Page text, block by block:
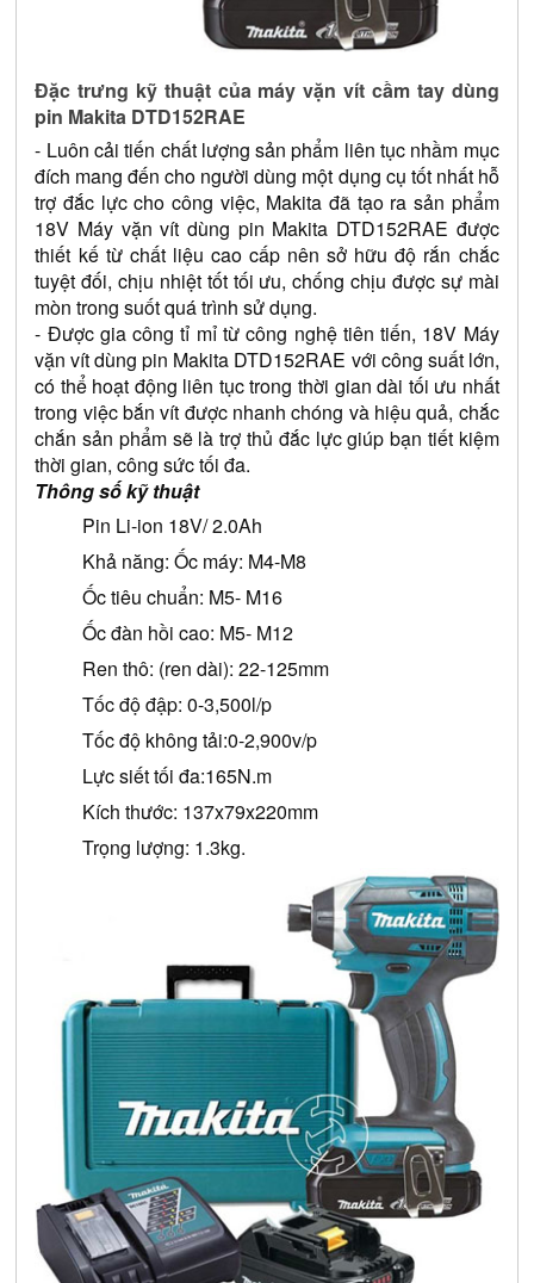
Đặc trưng kỹ thuật của máy vặn vít cầm tay dùng
pin Makita DTD152RAE
- Luôn cải tiến chất lượng sản phẩm liên tục nhầm mục
đích mang đến cho người dùng một dụng cụ tốt nhất hỗ
trợ đắc lực cho công việc, Makita đã tạo ra sản phẩm
18V Máy vặn vít dùng pin Makita DTD152RAE được
thiết kế từ chất liệu cao cấp nên sở hữu độ rắn chắc
tuyệt đối, chịu nhiệt tốt tối ưu, chống chịu được sự mài
mòn trong suốt quá trình sử dụng.
- Được gia công tỉ mỉ từ công nghệ tiên tiến, 18V Máy
vặn vít dùng pin Makita DTD152RAE với công suất lớn,
có thể hoạt động liên tục trong thời gian dài tối ưu nhất
trong việc bắn vít được nhanh chóng và hiệu quả, chắc
chắn sản phẩm sẽ là trợ thủ đắc lực giúp bạn tiết kiệm
thời gian, công sức tối đa.
Thông số kỹ thuật
Pin Li-ion 18V/ 2.0Ah
Khả năng: Ốc máy: M4-M8
Ốc tiêu chuẩn: M5- M16
Ốc đàn hồi cao: M5- M12
Ren thô: (ren dài): 22-125mm
Tốc độ đập: 0-3,500l/p
Tốc độ không tải:0-2,900v/p
Lực siết tối đa:165N.m
Kích thước: 137x79x220mm
Trọng lượng: 1.3kg.